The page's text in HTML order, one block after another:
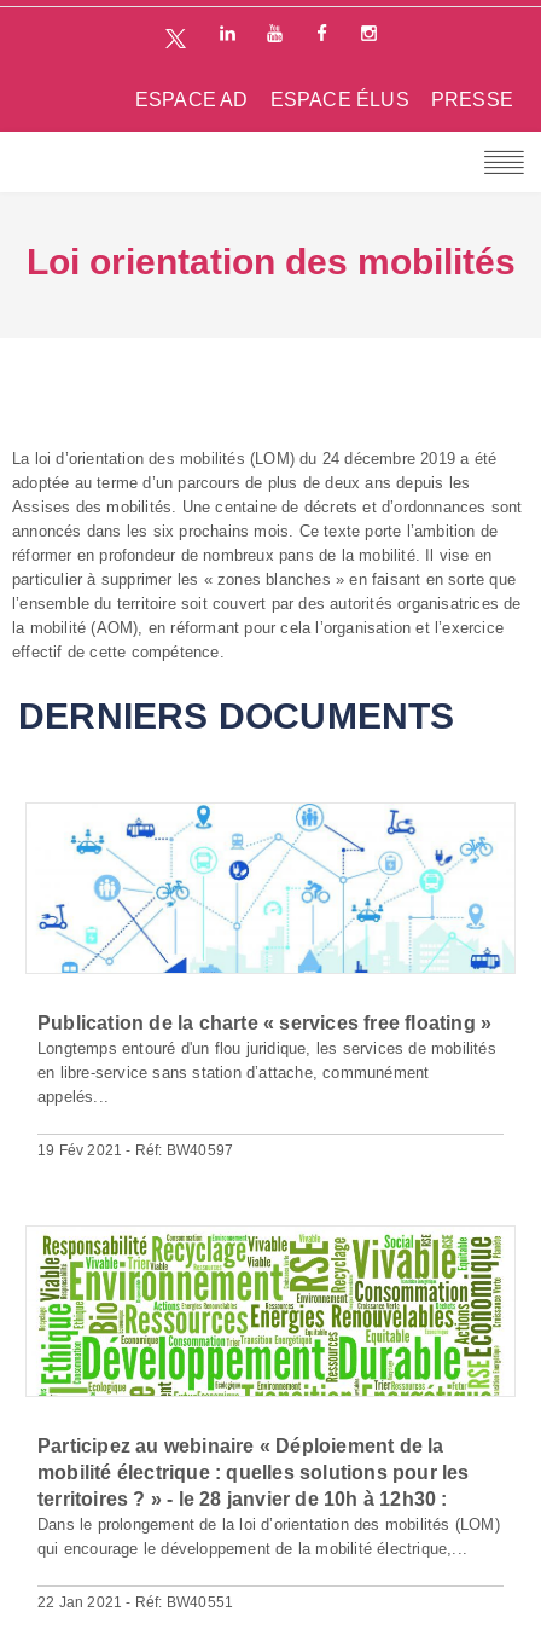
PRESSE
ESPACE ÉLUS
ESPACE AD
Loi orientation des mobilités
La loi d’orientation des mobilités (LOM) du 24 décembre 2019 a été
adoptée au terme d’un parcours de plus de deux ans depuis les
Assises des mobilités. Une centaine de décrets et d’ordonnances sont
annoncés dans les six prochains mois. Ce texte porte l’ambition de
réformer en profondeur de nombreux pans de la mobilité. Il vise en
particulier à supprimer les « zones blanches » en faisant en sorte que
l’ensemble du territoire soit couvert par des autorités organisatrices de
la mobilité (AOM), en réformant pour cela l’organisation et l’exercice
effectif de cette compétence.
DERNIERS DOCUMENTS
Publication de la charte « services free floating »
Longtemps entouré d'un flou juridique, les services de mobilités
en libre-service sans station d’attache, communément
appelés...
19 Fév 2021 - Réf: BW40597
Participez au webinaire « Déploiement de la
mobilité électrique : quelles solutions pour les
territoires ? » - le 28 janvier de 10h à 12h30 :
Dans le prolongement de la loi d’orientation des mobilités (LOM)
qui encourage le développement de la mobilité électrique,...
22 Jan 2021 - Réf: BW40551